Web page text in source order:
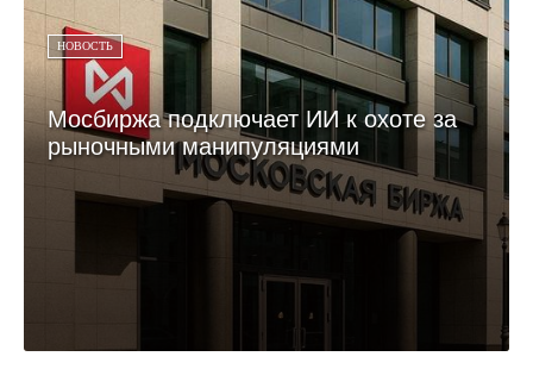
НОВОСТЬ
Мосбиржа подключает ИИ к охоте за
рыночными манипуляциями